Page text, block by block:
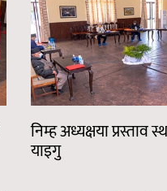
निम्ह अध्यक्षया प्रस्ताव
याइगु